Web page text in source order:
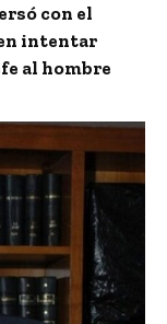
con el
intentar
al hombre